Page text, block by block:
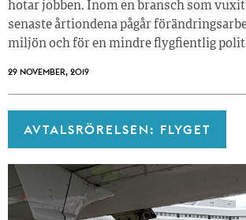
hotar jobben. Inom en bransch som
senaste årtiondena pågår
miljön och för en mindre flygfientlig
29 NOVEMBER, 2019
AVTALSRÖRELSEN: FLYGET